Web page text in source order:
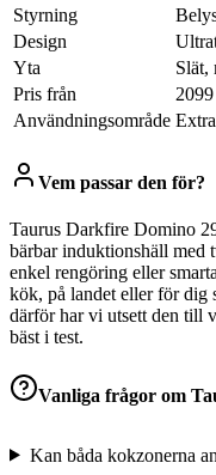
Styrning
Design
Yta
Slät,
Pris från
Användningsområde
Vem passar den för?
Taurus Darkfire Domino
bärbar induktionshäll med
enkel rengöring eller
kök, på landet eller för dig
därför har vi utsett den till
bäst i test.
Vanliga frågor om
Kan båda kokzonerna